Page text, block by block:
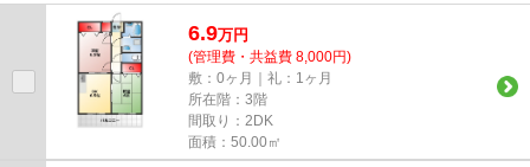
す。よくお出かけをする方にも...
6.9万円
(管理費・共益費 8,000円)
敷：0ヶ月｜礼：1ヶ月
所在階：3階
間取り：2DK
面積：50.00㎡